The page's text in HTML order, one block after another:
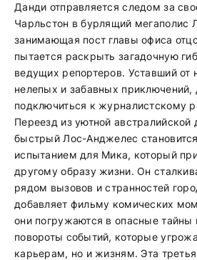
Данди отправляется следом за
Чарльстон в бурлящий
занимающая пост главы офиса
пытается раскрыть загадочную
ведущих репортеров. Уставший от
нелепых и забавных
подключиться к журналистскому
Переезд из уютной
быстрый Лос-Анджелес
испытанием для Мика, который
другому образу жизни. Он
рядом вызовов и странностей
добавляет фильму комических
они погружаются в опасные
повороты событий, которые
карьерам, но и жизням. Эта третья